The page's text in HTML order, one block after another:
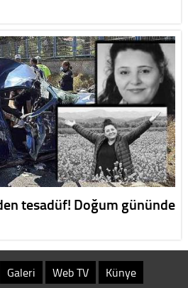
tesadüf! Doğum gününde
Galeri Web TV Künye